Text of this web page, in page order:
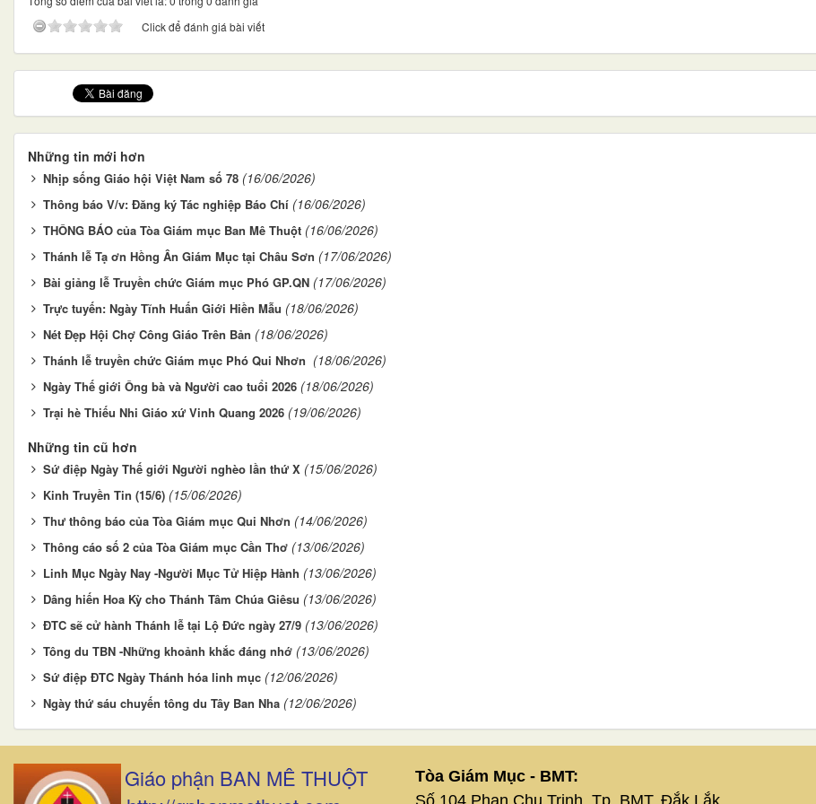
Click để đánh giá bài viết
Những tin mới hơn
Nhịp sống Giáo hội Việt Nam số 78 (16/06/2026)
Thông báo V/v: Đăng ký Tác nghiệp Báo Chí (16/06/2026)
THÔNG BÁO của Tòa Giám mục Ban Mê Thuột (16/06/2026)
Thánh lễ Tạ ơn Hồng Ân Giám Mục tại Châu Sơn (17/06/2026)
Bài giảng lễ Truyền chức Giám mục Phó GP.QN (17/06/2026)
Trực tuyến: Ngày Tĩnh Huấn Giới Hiền Mẫu (18/06/2026)
Nét Đẹp Hội Chợ Công Giáo Trên Bản (18/06/2026)
Thánh lễ truyền chức Giám mục Phó Qui Nhơn (18/06/2026)
Ngày Thế giới Ông bà và Người cao tuổi 2026 (18/06/2026)
Trại hè Thiếu Nhi Giáo xứ Vinh Quang 2026 (19/06/2026)
Những tin cũ hơn
Sứ điệp Ngày Thế giới Người nghèo lần thứ X (15/06/2026)
Kinh Truyền Tin (15/6) (15/06/2026)
Thư thông báo của Tòa Giám mục Qui Nhơn (14/06/2026)
Thông cáo số 2 của Tòa Giám mục Cần Thơ (13/06/2026)
Linh Mục Ngày Nay -Người Mục Tử Hiệp Hành (13/06/2026)
Dâng hiến Hoa Kỳ cho Thánh Tâm Chúa Giêsu (13/06/2026)
ĐTC sẽ cử hành Thánh lễ tại Lộ Đức ngày 27/9 (13/06/2026)
Tông du TBN -Những khoảnh khắc đáng nhớ (13/06/2026)
Sứ điệp ĐTC Ngày Thánh hóa linh mục (12/06/2026)
Ngày thứ sáu chuyến tông du Tây Ban Nha (12/06/2026)
Giáo phận BAN MÊ THUỘT
Tòa Giám Mục - BMT:
Số 104 Phan Chu Trinh, Tp. BMT, Đắk Lắk.